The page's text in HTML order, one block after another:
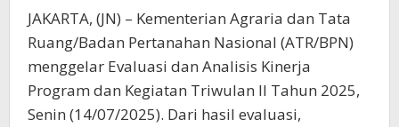
JAKARTA, (JN) – Kementerian Agraria dan Tata
Ruang/Badan Pertanahan Nasional (ATR/BPN)
menggelar Evaluasi dan Analisis Kinerja
Program dan Kegiatan Triwulan II Tahun 2025,
Senin (14/07/2025). Dari hasil evaluasi,